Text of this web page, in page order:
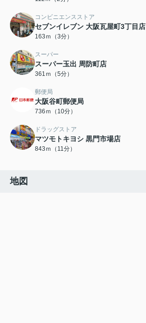
コンビニエンスストア
セブンイレブン 大阪瓦屋町3丁目店
163ｍ（3分）
スーパー
スーパー玉出 周防町店
361ｍ（5分）
郵便局
大阪谷町郵便局
736ｍ（10分）
ドラッグストア
マツモトキヨシ 黒門市場店
843ｍ（11分）
地図